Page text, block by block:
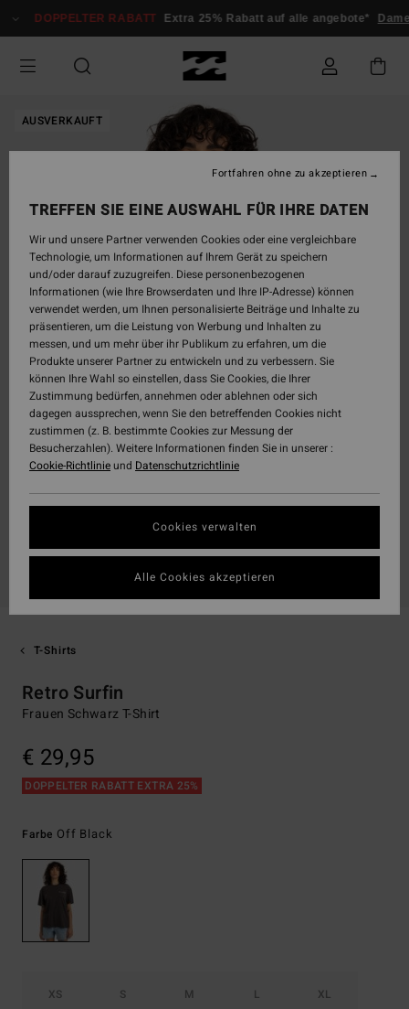
zur
springen
DOPPELTER RABATT Extra 25% Rabatt auf alle angebote*
AUSVERKAUFT
T-Shirts
Retro Surfin
Frauen Schwarz T-Shirt
€ 29,95
DOPPELTER RABATT EXTRA 25%
Farbe Off Black
XS S M L XL
TREFFEN SIE EINE AUSWAHL FÜR IHRE DATEN
Wir und unsere Partner verwenden Cookies oder eine vergleichbare
Technologie, um Informationen auf Ihrem Gerät zu speichern
und/oder darauf zuzugreifen. Diese personenbezogenen
Informationen (wie Ihre Browserdaten und Ihre IP-Adresse) können
verwendet werden, um Ihnen personalisierte Beiträge und Inhalte zu
präsentieren, um die Leistung von Werbung und Inhalten zu
messen, und um mehr über ihr Publikum zu erfahren, um die
Produkte unserer Partner zu entwickeln und zu verbessern. Sie
können Ihre Wahl so einstellen, dass Sie Cookies, die Ihrer
Zustimmung bedürfen, annehmen oder ablehnen oder sich
dagegen aussprechen, wenn Sie den betreffenden Cookies nicht
zustimmen (z. B. bestimmte Cookies zur Messung der
Besucherzahlen). Weitere Informationen finden Sie in unserer :
Cookie-Richtlinieund Datenschutzrichtlinie
Cookies verwalten
Fortfahren ohne zu akzeptieren
Alle Cookies akzeptieren